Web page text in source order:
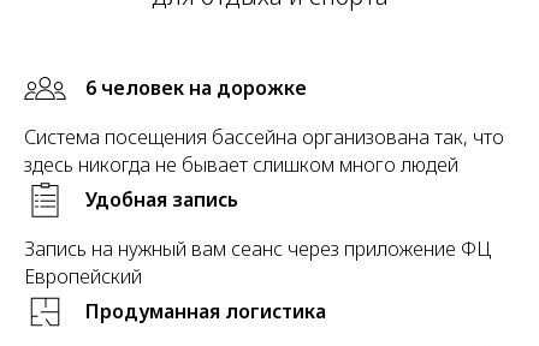
6 человек на дорожке
Система посещения бассейна организована так, что
здесь никогда не бывает слишком много людей
Удобная запись
Запись на нужный вам сеанс через приложение ФЦ
Европейский
Продуманная логистика